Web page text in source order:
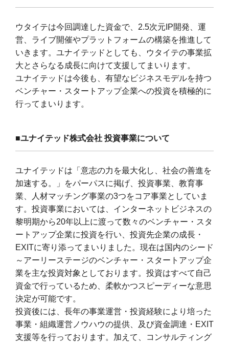
ウタイテは今回調達した資金で、 2.5次元 IP開発、運
営、ライブ開催やプラットフォームの構築を推進して
いきます。ユナイテッドとしても、ウタイテの事業拡
大とさらなる成長に向けて支援してまいります。
ユナイテッドは今後も、有望なビジネスモデルを持つ
ベンチャー・スタートアップ企業への投資を積極的に
行ってまいります。
■ユナイテッド株式会社 投資事業について
ユナイテッドは「意志の力を最大化し、社会の善進を
加速する。」をパーパスに掲げ、投資事業、教育事
業、人材マッチング事業の3つをコア事業としていま
す。投資事業においては、インターネットビジネスの
黎明期から20年以上に渡って数々のベンチャー・スタ
ートアップ企業に投資を行い、投資先企業の成長・
EXITに寄り添ってまいりました。現在は国内のシード
～アーリーステージのベンチャー・スタートアップ企
業を主な投資対象としております。投資はすべて自己
資金で行っているため、柔軟かつスピーディーな意思
決定が可能です。
投資後には、長年の事業運営・投資経験により培った
事業・組織運営ノウハウの提供、及び資金調達・ EXIT
支援等を行っております。加えて、コンサルティング